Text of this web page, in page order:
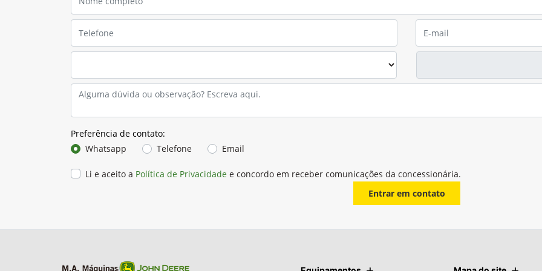
Preferência de contato:
Whatsapp
Telefone Email
Li e aceito a Política de Privacidade e concordo em receber comunicações da concessionária.
Entrar em contato